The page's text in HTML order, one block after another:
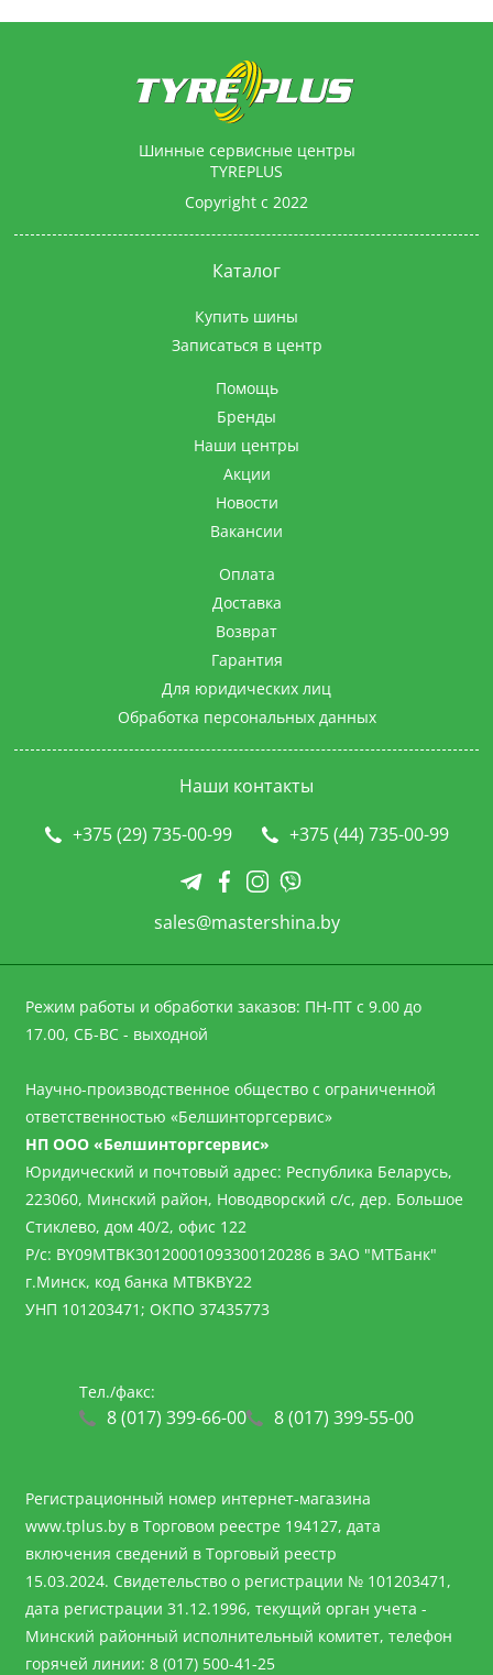
Шинные сервисные центры
TYREPLUS
Copyright с 2022
Каталог
Купить шины
Записаться в центр
Помощь
Бренды
Наши центры
Акции
Новости
Вакансии
Оплата
Доставка
Возврат
Гарантия
Для юридических лиц
Обработка персональных данных
Наши контакты
+375 (29) 735-00-99
+375 (44) 735-00-99
sales@mastershina.by
Режим работы и обработки заказов: ПН-ПТ с 9.00 до
17.00, СБ-ВС - выходной
Научно-производственное общество с ограниченной
ответственностью «Белшинторгсервис»
НП ООО «Белшинторгсервис»
Юридический и почтовый адрес: Республика Беларусь,
223060, Минский район, Новодворский с/с, дер. Большое
Стиклево, дом 40/2, офис 122
Р/с: BY09MTBK30120001093300120286 в ЗАО "МТБанк"
г.Минск, код банка MTBKBY22
УНП 101203471; ОКПО 37435773
Тел./факс:
8 (017) 399-66-00 8 (017) 399-55-00
Регистрационный номер интернет-магазина
www.tplus.byв Торговом реестре 194127, дата
включения сведений в Торговый реестр
15.03.2024. Свидетельство о регистрации № 101203471,
дата регистрации 31.12.1996, текущий орган учета -
Минский районный исполнительный комитет, телефон
горячей линии: 8 (017) 500-41-25